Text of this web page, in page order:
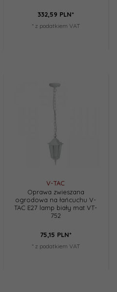
332,59 PLN*
* z podatkiem VAT
V-TAC
Oprawa zwieszana
ogrodowa na łańcuchu V-
TAC E27 lamp biały mat VT-
752
75,15 PLN*
* z podatkiem VAT